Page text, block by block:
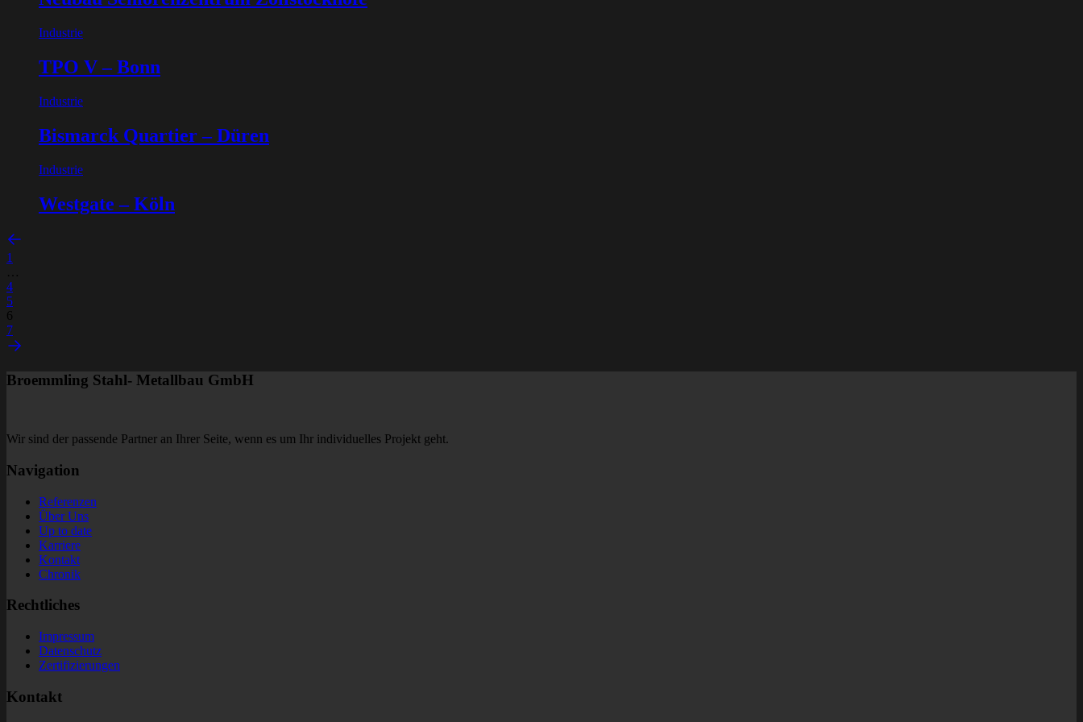
Industrie
TPO V – Bonn
Industrie
Bismarck Quartier – Düren
Industrie
Westgate – Köln
1
…
4
5
6
7
Broemmling Stahl- Metallbau GmbH
Wir sind der passende Partner an Ihrer Seite, wenn es um Ihr individuelles Projekt geht.
Navigation
Referenzen
Über Uns
Up to date
Karriere
Kontakt
Chronik
Rechtliches
Impressum
Datenschutz
Zertifizierungen
Kontakt